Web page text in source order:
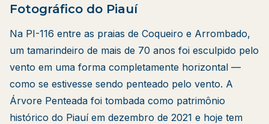
Fotográfico do Piauí
Na PI-116 entre as praias de Coqueiro e Arrombado,
um tamarindeiro de mais de 70 anos foi esculpido pelo
vento em uma forma completamente horizontal —
como se estivesse sendo penteado pelo vento. A
Árvore Penteada foi tombada como patrimônio
histórico do Piauí em dezembro de 2021 e hoje tem